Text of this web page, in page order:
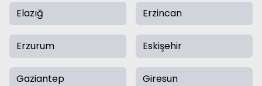
Elazığ Erzincan
Erzurum Eskişehir
Gaziantep Giresun